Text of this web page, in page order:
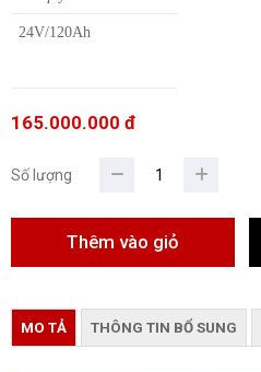
24V/120Ah
165.000.000 đ
Số lượng
MO TẢ THÔNG TIN BỔ SUNG